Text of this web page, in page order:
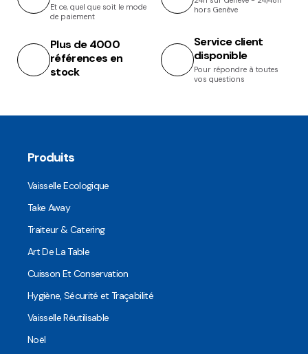
Et ce, quel que soit le mode
de paiement
hors Genève
Plus de 4000
références en
stock
Service client
disponible
Pour répondre à toutes
vos questions
Produits
Vaisselle Ecologique
Take Away
Traiteur & Catering
Art De La Table
Cuisson Et Conservation
Hygiène, Sécurité et Traçabilité
Vaisselle Réutilisable
Noël